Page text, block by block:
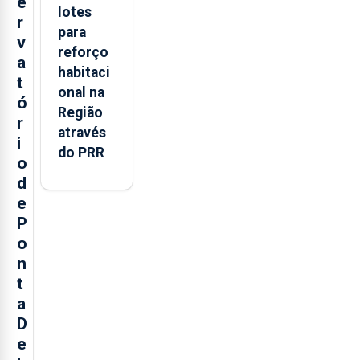
r
v
a
t
ó
r
i
o
d
e
P
o
n
t
a
D
e
lotes
para
reforço
habitaci
onal na
Região
através
do PRR